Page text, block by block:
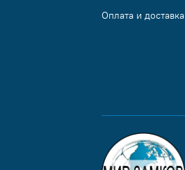
Оплата и доставка